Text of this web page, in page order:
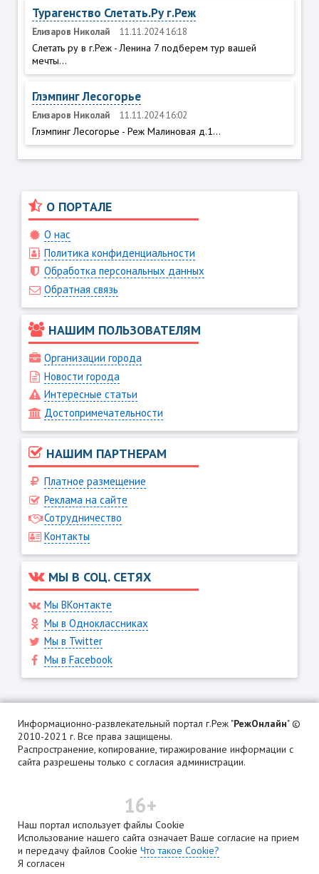
Турагенство Слетать.Ру г.Реж
Елизаров Николай 11.11.2024 16:18
Слетать ру в г.Реж - Ленина 7 подберем тур вашей
мечты...
Глэмпинг Лесогорье
Елизаров Николай 11.11.2024 16:02
Глэмпинг Лесогорье - Реж Малиновая д.1...
О ПОРТАЛЕ
О нас
Политика конфиденциальности
Обработка персональных данных
Обратная связь
НАШИМ ПОЛЬЗОВАТЕЛЯМ
Организации города
Новости города
Интересные статьи
Достопримечательности
НАШИМ ПАРТНЕРАМ
Платное размещение
Реклама на сайте
Сотрудничество
Контакты
МЫ В СОЦ. СЕТЯХ
Мы ВКонтакте
Мы в Одноклассниках
Мы в Twitter
Мы в Facebook
Информационно-развлекательный портал г.Реж "РежОнлайн" ©
2010-2021 г. Все права защищены.
Распространение, копирование, тиражирование информации с
сайта разрешены только с согласия администрации.
16+
Наш портал использует файлы Cookie
Использование нашего сайта означает Ваше согласие на прием
и передачу файлов Cookie Что такое Cookie?
Я согласен